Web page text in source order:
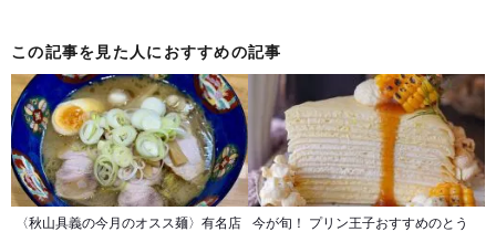
この記事を見た人におすすめの記事
〈秋山具義の今月のオスス麺〉有名店
今が旬！ プリン王子おすすめのとう